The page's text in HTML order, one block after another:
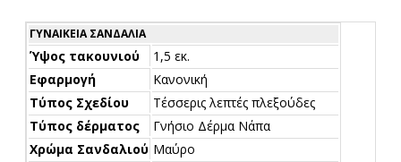
ΓΥΝΑΙΚΕΊΑ ΣΑΝΔΆΛΙΑ
Ύψος τακουνιού
1,5 εκ.
Εφαρμογή
Κανονική
Τύπος Σχεδίου
Τέσσερις λεπτές πλεξούδες
Τύπος δέρματος
Γνήσιο Δέρμα Νάπα
Χρώμα Σανδαλιού Μαύρο